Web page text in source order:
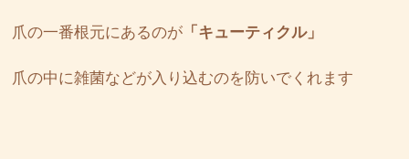
爪の一番根元にあるのが「キューティクル」
爪の中に雑菌などが入り込むのを防いでくれます